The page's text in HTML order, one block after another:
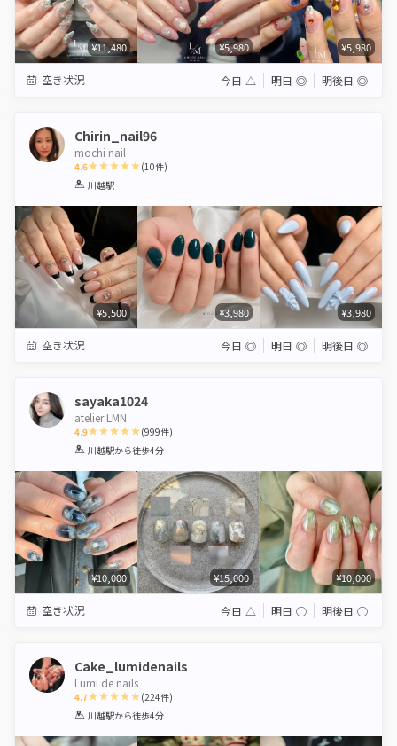
¥11,480 ¥5,980 ¥5,980
空き状況 今日 △ 明日 ◎ 明後日 ◎
Chirin_nail96
mochi nail
4.6
1 2 3
(10件)
川越駅
¥5,500 ¥3,980 ¥3,980
空き状況 今日 ◎ 明日 ◎ 明後日 ◎
sayaka1024
atelier LMN
4.9
1 2 3 4 5
(999件)
川越駅から徒歩4分
¥10,000 ¥15,000 ¥10,000
空き状況 今日 △ 明日 ◯ 明後日 ◯
Cake_lumidenails
Lumi de nails
4.7
1 2 3 4 5
(224件)
川越駅から徒歩4分